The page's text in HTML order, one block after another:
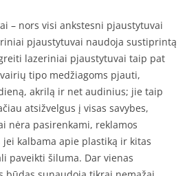
– nors visi ankstesni pjaustytuvai
pjaustytuvai naudoja sustiprintą
lazeriniai pjaustytuvai taip pat
tipo medžiagoms pjauti,
akrilą ir net audinius; jie taip
atsižvelgus į visas savybes,
nėra pasirenkami, reklamos
kalbama apie plastiką ir kitas
paveikti šiluma. Dar vienas